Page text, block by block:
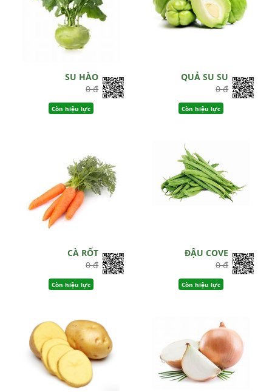
SU HÀO
0 đ
Còn hiệu lực
QUẢ SU SU
0 đ
Còn hiệu lực
CÀ RỐT
0 đ
Còn hiệu lực
ĐẬU COVE
0 đ
Còn hiệu lực